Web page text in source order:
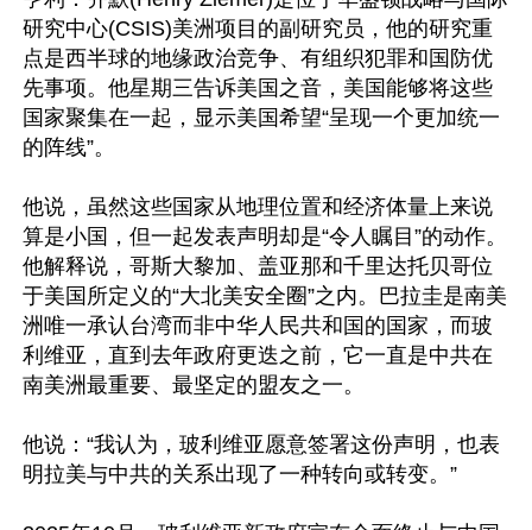
研究中心(CSIS)美洲项目的副研究员，他的研究重
点是西半球的地缘政治竞争、有组织犯罪和国防优
先事项。他星期三告诉美国之音，美国能够将这些
国家聚集在一起，显示美国希望“呈现一个更加统一
的阵线”。
他说，虽然这些国家从地理位置和经济体量上来说
算是小国，但一起发表声明却是“令人瞩目”的动作。
他解释说，哥斯大黎加、盖亚那和千里达托贝哥位
于美国所定义的“大北美安全圈”之内。巴拉圭是南美
洲唯一承认台湾而非中华人民共和国的国家，而玻
利维亚，直到去年政府更迭之前，它一直是中共在
南美洲最重要、最坚定的盟友之一。
他说：“我认为，玻利维亚愿意签署这份声明，也表
明拉美与中共的关系出现了一种转向或转变。”